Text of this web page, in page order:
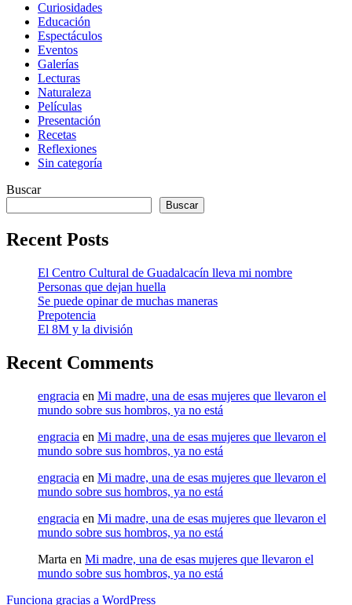
Curiosidades
Educación
Espectáculos
Eventos
Galerías
Lecturas
Naturaleza
Películas
Presentación
Recetas
Reflexiones
Sin categoría
Buscar
Buscar
Recent Posts
El Centro Cultural de Guadalcacín lleva mi nombre
Personas que dejan huella
Se puede opinar de muchas maneras
Prepotencia
El 8M y la división
Recent Comments
engracia en Mi madre, una de esas mujeres que llevaron el
mundo sobre sus hombros, ya no está
engracia en Mi madre, una de esas mujeres que llevaron el
mundo sobre sus hombros, ya no está
engracia en Mi madre, una de esas mujeres que llevaron el
mundo sobre sus hombros, ya no está
engracia en Mi madre, una de esas mujeres que llevaron el
mundo sobre sus hombros, ya no está
Marta en Mi madre, una de esas mujeres que llevaron el
mundo sobre sus hombros, ya no está
Funciona gracias a WordPress